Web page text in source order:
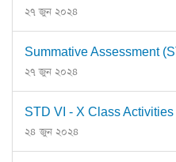
২৭ জুন ২০২৪
Summative Assessment
২৭ জুন ২০২৪
STD VI - X Class
২৪ জুন ২০২৪